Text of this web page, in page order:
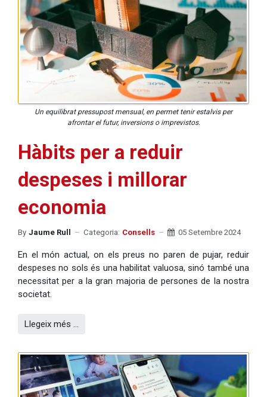
Un equilibrat pressupost mensual, en permet tenir estalvis per
afrontar el futur, inversions o imprevistos.
Hàbits per a reduir
despeses i millorar
economia
By Jaume Rull Categoria: Consells 05 Setembre 2024
En el món actual, on els preus no paren de pujar, reduir
despeses no sols és una habilitat valuosa, sinó també una
necessitat per a la gran majoria de persones de la nostra
societat.
Llegeix més …